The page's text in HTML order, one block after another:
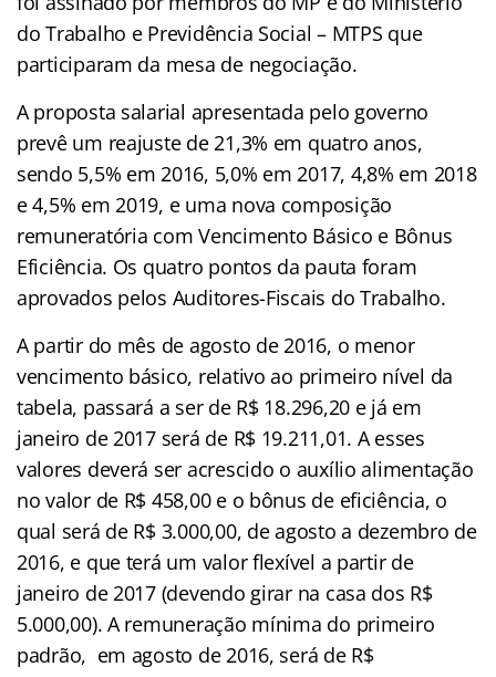
do Trabalho e Previdência Social – MTPS que
participaram da mesa de negociação.
A proposta salarial apresentada pelo governo
prevê um reajuste de 21,3% em quatro anos,
sendo 5,5% em 2016, 5,0% em 2017, 4,8% em 2018
e 4,5% em 2019, e uma nova composição
remuneratória com Vencimento Básico e Bônus
Eficiência. Os quatro pontos da pauta foram
aprovados pelos Auditores-Fiscais do Trabalho.
A partir do mês de agosto de 2016, o menor
vencimento básico, relativo ao primeiro nível da
tabela, passará a ser de R$ 18.296,20 e já em
janeiro de 2017 será de R$ 19.211,01. A esses
valores deverá ser acrescido o auxílio alimentação
no valor de R$ 458,00 e o bônus de eficiência, o
qual será de R$ 3.000,00, de agosto a dezembro de
2016, e que terá um valor flexível a partir de
janeiro de 2017 (devendo girar na casa dos R$
5.000,00). A remuneração mínima do primeiro
padrão, em agosto de 2016, será de R$